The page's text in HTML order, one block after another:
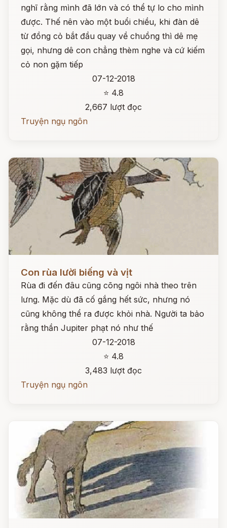
nghĩ rằng mình đã lớn và có thể tự lo cho mình
được. Thế nên vào một buổi chiều, khi đàn dê
từ đồng cỏ bắt đầu quay về chuồng thì dê mẹ
gọi, nhưng dê con chẳng thèm nghe và cứ kiếm
cỏ non gặm tiếp
07-12-2018
⭐ 4.8
2,667 lượt đọc
Truyện ngụ ngôn
Con rùa lười biếng và vịt
Rùa đi đến đâu cũng cõng ngôi nhà theo trên
lưng. Mặc dù đã cố gắng hết sức, nhưng nó
cũng không thể ra được khỏi nhà. Người ta bảo
rằng thần Jupiter phạt nó như thế
07-12-2018
⭐ 4.8
3,483 lượt đọc
Truyện ngụ ngôn